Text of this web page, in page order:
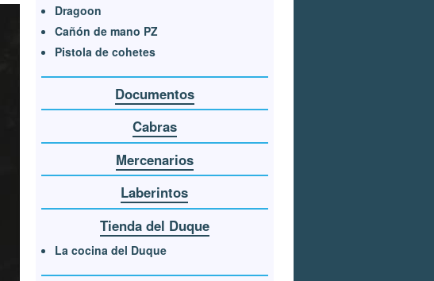
Dragoon
Cañón de mano PZ
Pistola de cohetes
Documentos
Cabras
Mercenarios
Laberintos
Tienda del Duque
La cocina del Duque